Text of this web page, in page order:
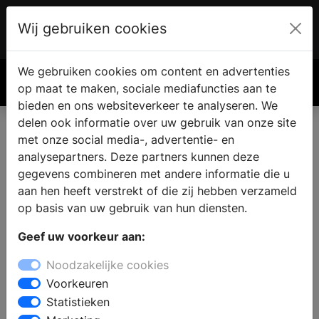
€ 0.00
Wij gebruiken cookies
We gebruiken cookies om content en advertenties
op maat te maken, sociale mediafuncties aan te
bieden en ons websiteverkeer te analyseren. We
delen ook informatie over uw gebruik van onze site
met onze social media-, advertentie- en
analysepartners. Deze partners kunnen deze
gegevens combineren met andere informatie die u
aan hen heeft verstrekt of die zij hebben verzameld
op basis van uw gebruik van hun diensten.
Geef uw voorkeur aan:
Noodzakelijke cookies
Voorkeuren
Statistieken